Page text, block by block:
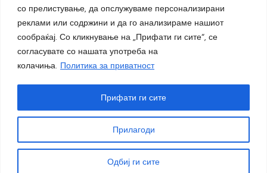
со прелистување, да опслужуваме персонализирани
реклами или содржини и да го анализираме нашиот
сообраќај. Со кликнување на „Прифати ги сите“, се
согласувате со нашата употреба на
колачиња. Политика за приватност
Прилагоди
Одбиј ги сите
Прифати ги сите
Импресум|Маркетинг
© 2018 - 2026 ОТВ